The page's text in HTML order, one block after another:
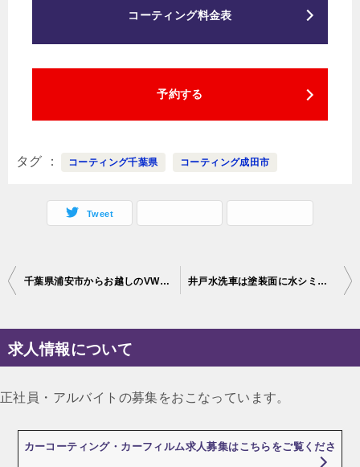
コーティング料金表
予約する
タグ コーティング千葉県 コーティング成田市
Tweet
投
ナ
ビ
ー
シ
千葉県浦安市からお越しのVWゴルフ7Rに親水性のカーコーティング『セラミックシールド』2層コートを施工させていただきました。 井戸水洗車は塗装面に水シミを付着させるので親水コーティングがおすすめ
求人情報について
正社員・アルバイトの募集をおこなっています。
カーコーティング・カーフィルム求人募集はこちらをご覧くださ